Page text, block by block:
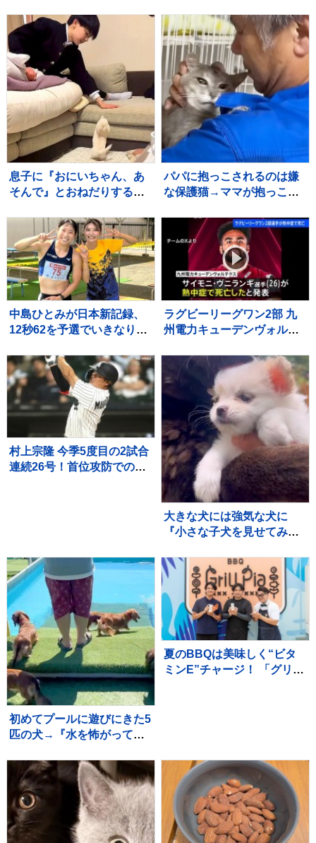
新大阪駅へ ホテル代高騰
のなかレジャー需要など狙
う
に協力呼びかけ
息子に『おにいちゃん、あ
そんで』とおねだりする赤
にいたら…あまりにも素敵
な『神対応』が552万再生
「平和な世界」
パパに抱っこされるのは嫌
な保護猫→ママが抱っこし
「めっちゃニヤけたｗ」
「すごいｗｗ」と10万再生
中島ひとみが日本新記録、
12秒62を予選でいきなりマ
ぶりに更新【陸上・富士北
麓ワールドトライアル】
ラグビーリーグワン2部 九
州電力キューデンヴォルテ
モニ・ヴニランギ選手が死
亡と発表
村上宗隆 今季5度目の2試合
連続26号！首位攻防での2
大きな犬には強気な犬に
『小さな子犬を見せてみ
けないと理解している『尊
い光景』が30万再生「愛情
深い」「いい子」
初めてプールに遊びにきた5
匹の犬→『水を怖がって泳
ら…可愛すぎる光景が10万
再生「みんな凄い」「一生
懸命で最高」
夏のBBQは美味しく“ビタ
ミンE”チャージ！ 「グリル